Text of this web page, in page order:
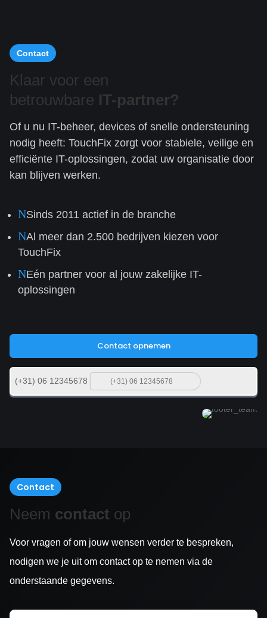
Contact
Klaar voor een
betrouwbare IT-partner?
Of u nu IT-beheer, devices of snelle ondersteuning
nodig heeft: TouchFix zorgt voor stabiele, veilige en
efficiënte IT-oplossingen, zodat uw organisatie door
kan blijven werken.
NSinds 2011 actief in de branche
NAl meer dan 2.500 bedrijven kiezen voor
TouchFix
NEén partner voor al jouw zakelijke IT-
oplossingen
Contact opnemen
(+31) 06 12345678
Contact
Neem contact op
Voor vragen of om jouw wensen verder te bespreken,
nodigen we je uit om contact op te nemen via de
onderstaande gegevens.